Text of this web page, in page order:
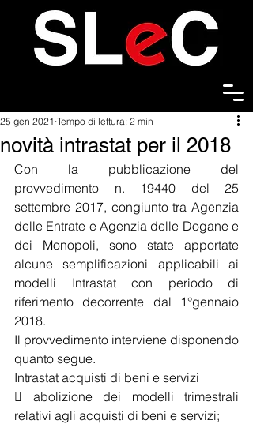
novità intrastat per il 2018
25 gen 2021 Tempo di lettura: 2 min
Con la pubblicazione del
provvedimento n. 19440 del 25
settembre 2017, congiunto tra Agenzia
delle Entrate e Agenzia delle Dogane e
dei Monopoli, sono state apportate
alcune semplificazioni applicabili ai
modelli Intrastat con periodo di
riferimento decorrente dal 1°gennaio
2018.
Il provvedimento interviene disponendo
quanto segue.
Intrastat acquisti di beni e servizi
 abolizione dei modelli trimestrali
relativi agli acquisti di beni e servizi;